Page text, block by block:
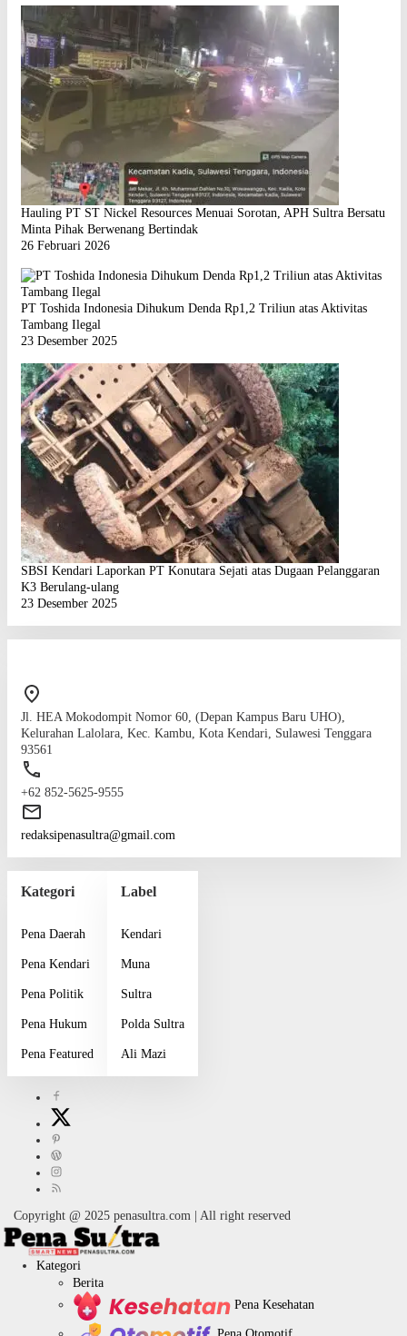
Hauling PT ST Nickel Resources Menuai Sorotan, APH Sultra Bersatu
Minta Pihak Berwenang Bertindak
26 Februari 2026
PT Toshida Indonesia Dihukum Denda Rp1,2 Triliun atas Aktivitas
Tambang Ilegal
23 Desember 2025
SBSI Kendari Laporkan PT Konutara Sejati atas Dugaan Pelanggaran
K3 Berulang-ulang
23 Desember 2025
Jl. HEA Mokodompit Nomor 60, (Depan Kampus Baru UHO),
Kelurahan Lalolara, Kec. Kambu, Kota Kendari, Sulawesi Tenggara
93561
+62 852-5625-9555
redaksipenasultra@gmail.com
Kategori
Pena Daerah
Pena Kendari
Pena Politik
Pena Hukum
Pena Featured
Label
Kendari
Muna
Sultra
Polda Sultra
Ali Mazi
Copyright @ 2025 penasultra.com | All right reserved
Kategori
Berita
Pena Kesehatan